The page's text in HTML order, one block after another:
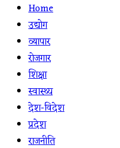
Home
उद्योग
व्यापार
रोजगार
शिक्षा
स्वास्थ्य
देश-विदेश
प्रदेश
राजनीति